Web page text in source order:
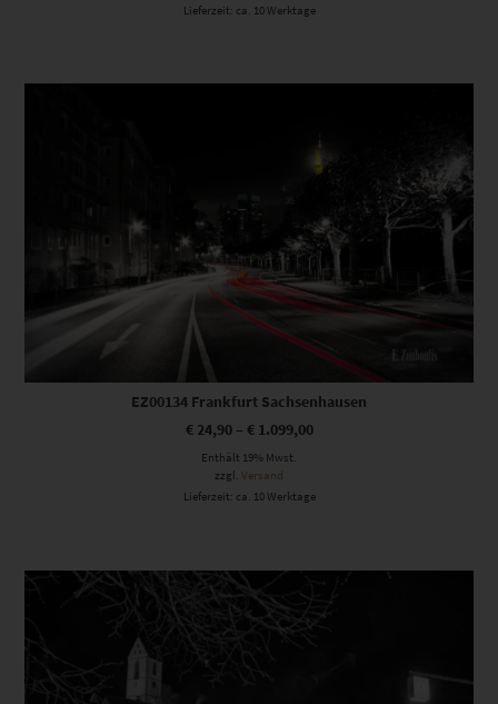
Lieferzeit: ca. 10 Werktage
Dieses Produkt weist mehrere Varianten auf. Die Optionen können auf der Produktseite gewählt werden
EZ00134 Frankfurt Sachsenhausen
€24,90– €1.099,00
Enthält 19% Mwst.
zzgl. Versand
Lieferzeit: ca. 10 Werktage
Dieses Produkt weist mehrere Varianten auf. Die Optionen können auf der Produktseite gewählt werden